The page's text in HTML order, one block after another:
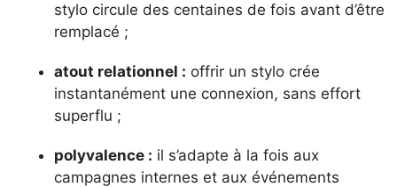
stylo circule des centaines de fois avant d’être
remplacé ;
atout relationnel : offrir un stylo crée
instantanément une connexion, sans effort
superflu ;
polyvalence : il s’adapte à la fois aux
campagnes internes et aux événements